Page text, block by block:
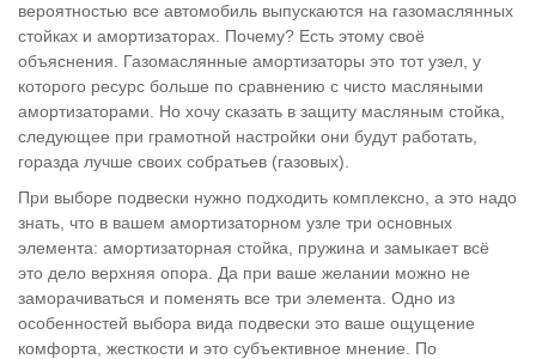
вероятностью все автомобиль выпускаются на газомаслянных
стойках и амортизаторах. Почему? Есть этому своё
объяснения. Газомаслянные амортизаторы это тот узел, у
которого ресурс больше по сравнению с чисто масляными
амортизаторами. Но хочу сказать в защиту масляным стойка,
следующее при грамотной настройки они будут работать,
горазда лучше своих собратьев (газовых).
При выборе подвески нужно подходить комплексно, а это надо
знать, что в вашем амортизаторном узле три основных
элемента: амортизаторная стойка, пружина и замыкает всё
это дело верхняя опора. Да при ваше желании можно не
заморачиваться и поменять все три элемента. Одно из
особенностей выбора вида подвески это ваше ощущение
комфорта, жесткости и это субъективное мнение. По